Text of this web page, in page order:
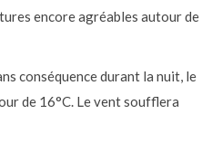
encore agréables autour de
conséquence durant la nuit, le
de 16°C. Le vent soufflera